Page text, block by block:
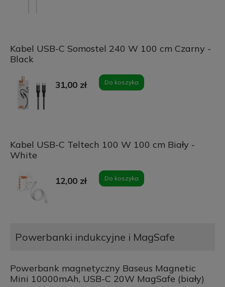
Kabel USB-C Somostel 240 W 100 cm Czarny -
Black
31,00 zł Do koszyka
Kabel USB-C Teltech 100 W 100 cm Biały -
White
12,00 zł Do koszyka
Powerbanki indukcyjne i MagSafe
Powerbank magnetyczny Baseus Magnetic
Mini 10000mAh, USB-C 20W MagSafe (biały)